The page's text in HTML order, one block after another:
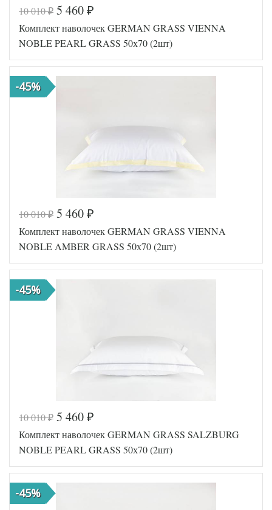
Код товара
561-643
Артикул
GG-61507
0
Ткань
Сатин
Размер
наволочек
50х70
(2шт)
Производитель
Код товара
561-668
Артикул
GG-70507
0
Ткань
Сатин
Размер
наволочек
50х70
(2шт)
Производитель
10 010₽ 5 460 ₽
Комплект наволочек GERMAN GRASS VIENNA
NOBLE PEARL GRASS 50х70 (2шт)
-45%
Код товара
561-664
Артикул
GG-72507
0
Ткань
Сатин
Размер
наволочек
50х70
Производитель
10 010₽ 5 460 ₽
Комплект наволочек GERMAN GRASS VIENNA
NOBLE AMBER GRASS 50х70 (2шт)
-45%
10 010₽ 5 460 ₽
Комплект наволочек GERMAN GRASS SALZBURG
NOBLE PEARL GRASS 50х70 (2шт)
-45%